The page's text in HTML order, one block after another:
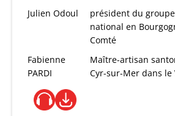
Julien Odoul
président du
national en
Comté
Fabienne
PARDI
Maître-artisan
Cyr-sur-Mer dans le